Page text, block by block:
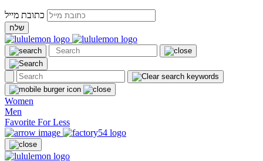
שלח
Women
Men
Favorite For Less